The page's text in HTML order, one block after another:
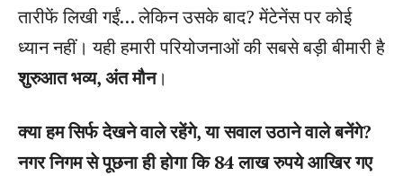
तारीफें लिखी गईं… लेकिन उसके बाद? मेंटेनेंस पर कोई
ध्यान नहीं। यही हमारी परियोजनाओं की सबसे बड़ी बीमारी है
शुरुआत भव्य, अंत मौन।
क्या हम सिर्फ देखने वाले रहेंगे, या सवाल उठाने वाले बनेंगे?
नगर निगम से पूछना ही होगा कि 84 लाख रुपये आखिर गए